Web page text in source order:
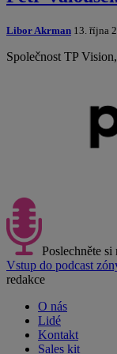
Libor Akrman 13. října
Společnost TP
Poslechněte
Vstup do podcast
redakce
O nás
Lidé
Kontakt
Sales kit